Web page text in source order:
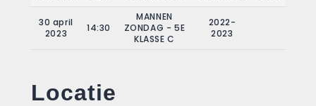
30 april
2023
14:30
MANNEN
ZONDAG - 5E
KLASSE C
2022-
2023
Locatie